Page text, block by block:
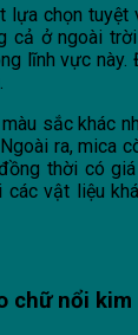
lựa chọn tuyệt
cả ở ngoài
lĩnh vực này.
sắc khác
ra, mica
thời có
vật liệu
chữ nổi kim